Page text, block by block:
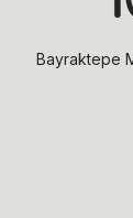
Bayraktepe